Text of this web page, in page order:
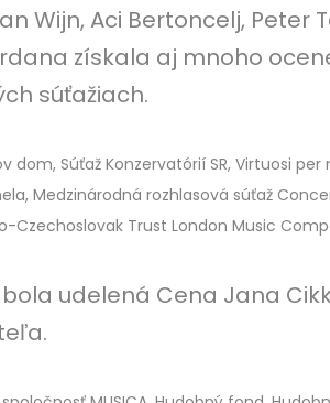
Wijn, Aci Bertoncelj, Peter
získala aj mnoho
súťažiach.
dom, Súťaž Konzervatórií SR, Virtuosi
Medzinárodná rozhlasová súťaž
Czechoslovak Trust London Music
bola udelená Cena Jana